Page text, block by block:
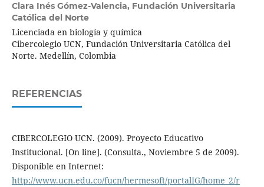
Clara Inés Gómez-Valencia, Fundación Universitaria
Católica del Norte
Licenciada en biología y química
Cibercolegio UCN, Fundación Universitaria Católica del
Norte. Medellín, Colombia
REFERENCIAS
CIBERCOLEGIO UCN. (2009). Proyecto Educativo
Institucional. [On line]. (Consulta., Noviembre 5 de 2009).
Disponible en Internet:
http://www.ucn.edu.co/fucn/hermesoft/portalIG/home_2/r